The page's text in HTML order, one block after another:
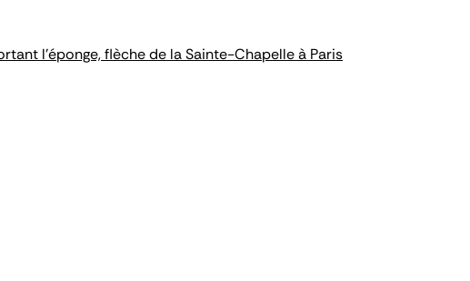
l'éponge, flèche de la Sainte-Chapelle à Paris